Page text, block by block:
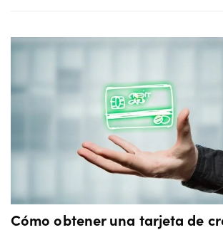
Cómo obtener una tarjeta de